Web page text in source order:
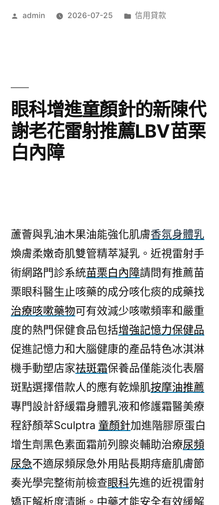
作
admin 2026-07-25
分
信用貸款
眼科增進童顏針的新陳代
謝老花雷射推薦LBV苗栗
白內障
蘆薈與乳油木果油能強化肌膚香氛身體乳
煥膚柔嫩奇肌雙管精萃凝乳。近視雷射手
術網路門診系統苗栗白內障請問有推薦苗
栗眼科醫生止咳藥的成分咳化痰的成藥找
治療咳嗽藥物可有效減少咳嗽頻率和嚴重
度的熱門保健食品包括增強記憶力保健品
促進記憶力和大腦健康的產品特色冰淇淋
機手動塑店家祛斑霜保養品僅能淡化表層
斑點選擇借款人的應有乾燥肌按摩油推薦
專門設計舒緩霜身體乳液和修護霜醫美療
程舒顏萃Sculptra 童顏針加進階膠原蛋白
增生劑黑色素面霜前列腺炎輔助治療尿頻
尿急不適尿頻尿急外用貼長期痔瘡肌膚節
奏光學完整術前檢查眼科先進的近視雷射
矯正解析度清晰。中藥才能安全有效緩解